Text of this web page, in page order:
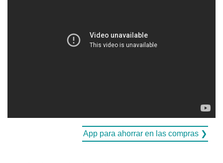
App para ahorrar en las compras ❯